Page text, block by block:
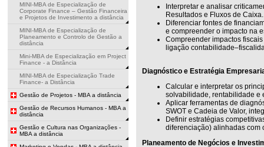
MINI-MBA de Especialização de
Corporate Finance – Gestão Financeira
e Projetos de Investimento a distância
MINI-MBA de Especialização de
Planeamento e Controlo de Gestão a
distância
Mini-MBA de Especialização em Project
Finance - a Distância
MINI-MBA de Especialização Trade
Finance- a Distância
Gestão de Projetos - MBA a distância
Gestão de Recursos Humanos - MBA a
distância
Gestão e Cultura nas Organizações -
MBA a distância
Interpretar e analisar
Resultados e Fluxos de Caixa.
Diferenciar fontes de
e compreender o impacto na
Compreender impactos
ligação
Diagnóstico e Estratégia
Calcular e interpretar os
solvabilidade, rentabilidade e
Aplicar ferramentas de
SWOT e Cadeia de Valor,
Definir estratégias
diferenciação) alinhadas com
Planeamento de Negócios e